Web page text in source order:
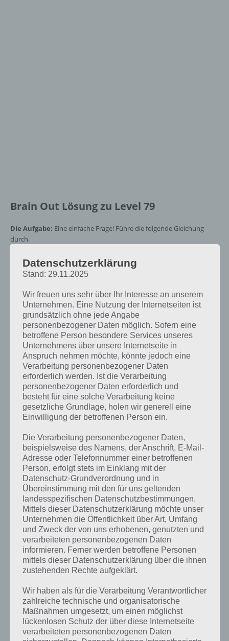
Brain Out Lösung zu Level 79
Die Aufgabe: Eine einfache Frage! Führe die folgende Gleichung
durch.
Die Lösung für Level 79:Die 3 nach dem Gleichheitszeichen kannst
du drehen, drehe diese um 180 Grad, sodass eine 8 herauskommt.
Du suchst die Lösung für ein
anderes Brain Out Level? Zur
Übersicht: Alle Lösungen von
Brain Out!
Lösung im Video zu Brain Out
Nachfolgend die Brain Out Lösung zu Level 79 auch nochmal als
Video:
Erklärung!
Darum geht es in Brain Out
Datenschutzerklärung
Stand: 29.11.2025
Wir freuen uns sehr über Ihr Interesse an unserem
Unternehmen. Eine Nutzung der Internetseiten ist
grundsätzlich ohne jede Angabe
personenbezogener Daten möglich. Sofern eine
betroffene Person besondere Services unseres
Unternehmens über unsere Internetseite in
Anspruch nehmen möchte, könnte jedoch eine
Verarbeitung personenbezogener Daten
erforderlich werden. Ist die Verarbeitung
personenbezogener Daten erforderlich und
besteht für eine solche Verarbeitung keine
gesetzliche Grundlage, holen wir generell eine
Einwilligung der betroffenen Person ein.
Die Verarbeitung personenbezogener Daten,
beispielsweise des Namens, der Anschrift, E-Mail-
Adresse oder Telefonnummer einer betroffenen
Person, erfolgt stets im Einklang mit der
Datenschutz-Grundverordnung und in
Übereinstimmung mit den für uns geltenden
landesspezifischen Datenschutzbestimmungen.
Mittels dieser Datenschutzerklärung möchte unser
Unternehmen die Öffentlichkeit über Art, Umfang
und Zweck der von uns erhobenen, genutzten und
verarbeiteten personenbezogenen Daten
informieren. Ferner werden betroffene Personen
mittels dieser Datenschutzerklärung über die ihnen
zustehenden Rechte aufgeklärt.
Wir haben als für die Verarbeitung Verantwortlicher
zahlreiche technische und organisatorische
Maßnahmen umgesetzt, um einen möglichst
lückenlosen Schutz der über diese Internetseite
verarbeiteten personenbezogenen Daten